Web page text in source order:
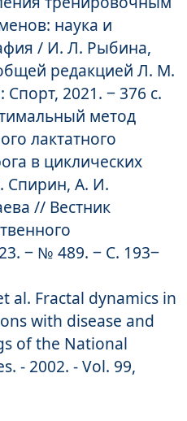
наука и
/ И. Л. Рыбина,
редакцией Л. М.
2021. ‒ 376 с.
метод
лактатного
в циклических
Спирин, А. И.
// Вестник
‒ № 489. ‒ С. 193‒
al. Fractal dynamics in
with disease and
of the National
- 2002. - Vol. 99,